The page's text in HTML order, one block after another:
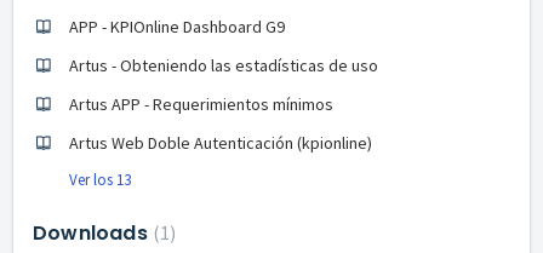
APP - KPIOnline Dashboard G9
Artus - Obteniendo las estadísticas de uso
Artus APP - Requerimientos mínimos
Artus Web Doble Autenticación (kpionline)
Ver los 13
Downloads 1